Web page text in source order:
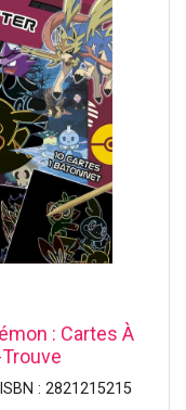
: Cartes À
: 2821215215